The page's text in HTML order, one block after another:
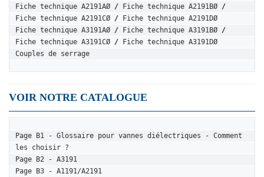
Fiche technique A2191AØ / Fiche technique A2191BØ
Fiche technique A2191CØ /
Fiche technique A2191DØ
Fiche technique A3191AØ / Fiche technique A3191BØ
Fiche technique A3191CØ /
Fiche technique A3191DØ
Couples de serrage
VOIR NOTRE CATALOGUE
Page B1 - Glossaire pour vannes diélectriques - Comment
les choisir ?
Page B2 - A3191
Page B3 - A1191/A2191